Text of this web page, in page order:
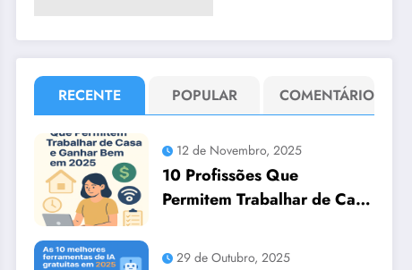
RECENTE POPULAR COMENTÁRIO
12 de Novembro, 2025
10 Profissões Que
Permitem Trabalhar de Casa
29 de Outubro, 2025